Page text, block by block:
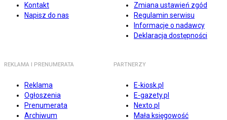
Kontakt
Napisz do nas
Zmiana ustawień zgód
Regulamin serwisu
Informacje o nadawcy
Deklaracja dostępności
REKLAMA I PRENUMERATA
Reklama
Ogłoszenia
Prenumerata
Archiwum
PARTNERZY
E-kiosk.pl
E-gazety.pl
Nexto.pl
Mała księgowość